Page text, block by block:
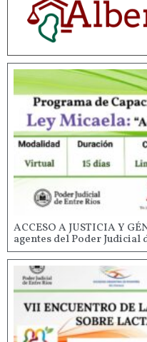
ACCESO A JUSTICIA Y
agentes del Poder Judicial